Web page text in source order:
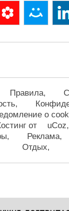
Правила
о
от
uCoz
Реклама
Отдых